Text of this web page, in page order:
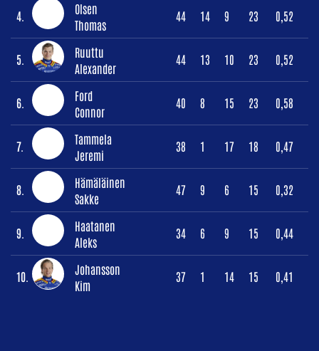
4.
Olsen
Thomas
44 14 9 23 0,52
5.
Ruuttu
Alexander
44 13 10 23 0,52
6.
Ford
Connor
40 8 15 23 0,58
7.
Tammela
Jeremi
38 1 17 18 0,47
8.
Hämäläinen
Sakke
47 9 6 15 0,32
9.
Haatanen
Aleks
34 6 9 15 0,44
10.
Johansson
Kim
37 1 14 15 0,41